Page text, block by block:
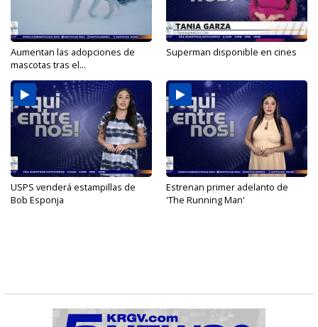
Aumentan las adopciones de
mascotas tras el...
Superman disponible en cines
USPS venderá estampillas de
Bob Esponja
Estrenan primer adelanto de
'The Running Man'